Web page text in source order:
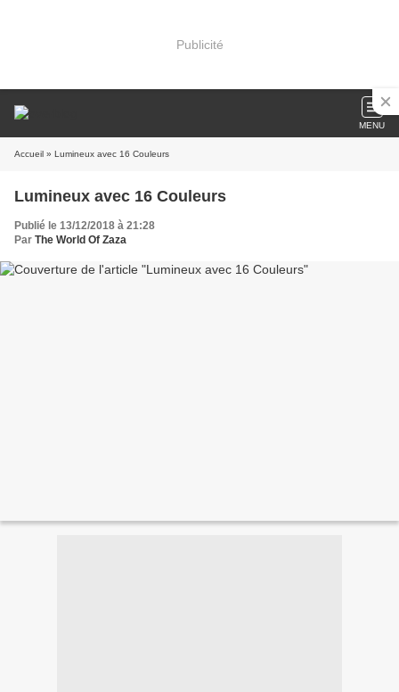
Publicité
MENU
Accueil » Lumineux avec 16 Couleurs
Lumineux avec 16 Couleurs
Publié le 13/12/2018 à 21:28
Par The World Of Zaza